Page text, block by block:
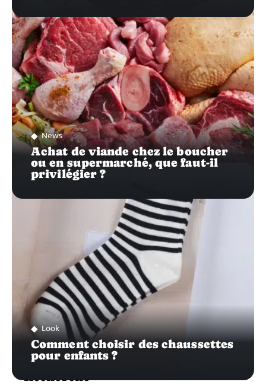
News
Achat de viande chez le boucher
ou en supermarché, que faut-il
privilégier ?
Look
Comment choisir des chaussettes
pour enfants ?
Recherche